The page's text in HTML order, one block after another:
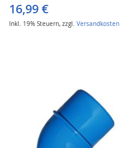
16,99 €
Inkl. 19% Steuern,zzgl.Versandkosten